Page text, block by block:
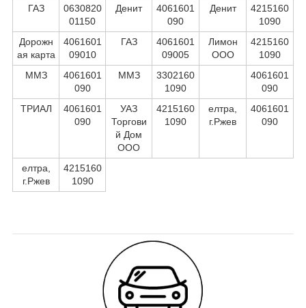
ГАЗ
0630820
01150
Денит
4061601
090
Денит
4215160
1090
Дорожн
ая карта
4061601
09010
ГАЗ
4061601
09005
Лимон
ООО
4215160
1090
ММЗ
4061601
090
ММЗ
3302160
1090
4061601
090
ТРИАЛ
4061601
090
УАЗ
Торгови
й Дом
ООО
4215160
1090
елтра,
г.Ржев
4061601
090
елтра,
г.Ржев
4215160
1090